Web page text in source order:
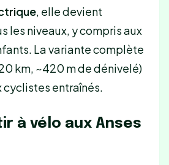
, elle devient
les niveaux, y compris aux
La variante complète
km, ~420 m de dénivelé)
cyclistes entraînés.
à vélo aux Anses